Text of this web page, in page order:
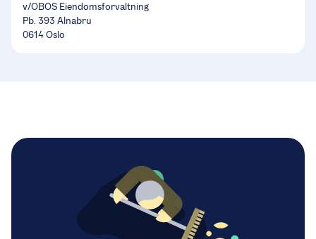
v/OBOS Eiendomsforvaltning
Pb. 393 Alnabru
0614 Oslo